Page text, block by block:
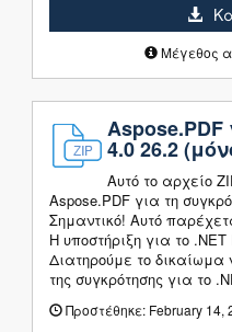
Μέγεθος
Aspose.PDF
4.0 26.2
Αυτό το αρχείο
Aspose.PDF για τη
Σημαντικό! Αυτό
Η υποστήριξη για το
Διατηρούμε το δικαίωμα
της συγκρότησης για το
Προστέθηκε: February 14,